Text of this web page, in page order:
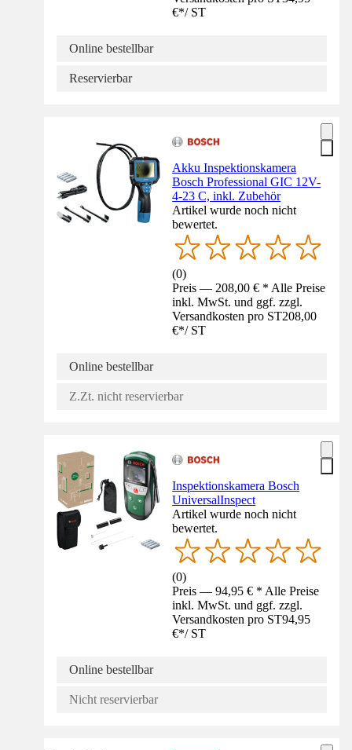
€*/ ST
Online bestellbar
Reservierbar
Akku Inspektionskamera
Bosch Professional GIC 12V-
4-23 C, inkl. Zubehör
Artikel wurde noch nicht
bewertet.
(0)
Preis — 208,00 € * Alle Preise
inkl. MwSt. und ggf. zzgl.
Versandkosten pro ST208,00
€*/ ST
Online bestellbar
Z.Zt. nicht reservierbar
Inspektionskamera Bosch
UniversalInspect
Artikel wurde noch nicht
bewertet.
(0)
Preis — 94,95 € * Alle Preise
inkl. MwSt. und ggf. zzgl.
Versandkosten pro ST94,95
€*/ ST
Online bestellbar
Nicht reservierbar